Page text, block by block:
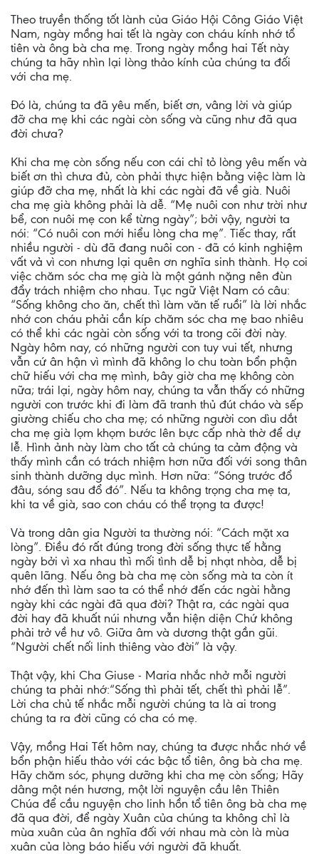
Theo truyền thống tốt lành của Giáo Hội Công Giáo Việt
Nam, ngày mồng hai tết là ngày con cháu kính nhớ tổ
tiên và ông bà cha mẹ. Trong ngày mồng hai Tết này
chúng ta hãy nhìn lại lòng thảo kính của chúng ta đối
với cha mẹ.
Đó là, chúng ta đã yêu mến, biết ơn, vâng lời và giúp
đỡ cha mẹ khi các ngài còn sống và cũng như đã qua
đời chưa?
Khi cha mẹ còn sống nếu con cái chỉ tỏ lòng yêu mến và
biết ơn thì chưa đủ, còn phải thực hiện bằng việc làm là
giúp đỡ cha mẹ, nhất là khi các ngài đã về già. Nuôi
cha mẹ già không phải là dễ. “Mẹ nuôi con như trời như
bể, con nuôi mẹ con kể từng ngày”; bởi vậy, người ta
nói: “Có nuôi con mới hiểu lòng cha mẹ”. Tiếc thay, rất
nhiều người - dù đã đang nuôi con - đã có kinh nghiệm
vất vả vì con nhưng lại quên ơn nghĩa sinh thành. Họ coi
việc chăm sóc cha mẹ già là một gánh nặng nên đùn
đẩy trách nhiệm cho nhau. Tục ngữ Việt Nam có câu:
“Sống không cho ăn, chết thì làm văn tế ruồi” là lời nhắc
nhớ con cháu phải cần kíp chăm sóc cha mẹ bao nhiêu
có thể khi các ngài còn sống với ta trong cõi đời này.
Ngày hôm nay, có những người con tuy vui tết, nhưng
vẫn cứ ân hận vì mình đã không lo chu toàn bổn phận
chữ hiếu với cha mẹ mình, bây giờ cha mẹ không còn
nữa; trái lại, ngày hôm nay, chúng ta vẫn thấy có những
người con trước khi đi làm đã tranh thủ đút cháo và sếp
giường chiếu cho cha mẹ; có những người con dìu dắt
cha mẹ già lọm khọm bước lên bực cấp nhà thờ để dự
lễ. Hình ảnh này làm cho tất cả chúng ta cảm động và
thấy mình cần có trách nhiệm hơn nữa đối với song thân
sinh thành dưỡng dục mình. Hơn nữa: “Sóng trước đổ
đâu, sóng sau đổ đó”. Nếu ta không trọng cha mẹ ta,
khi ta về già, sao con cháu có thể trọng ta được!
Và trong dân gia Người ta thường nói: “Cách mặt xa
lòng”. Điều đó rất đúng trong đời sống thực tế hằng
ngày bởi vì xa nhau thì mối tình dễ bị nhạt nhòa, dễ bị
quên lãng. Nếu ông bà cha mẹ còn sống mà ta còn ít
nhớ đến thì làm sao ta có thể nhớ đến các ngài hằng
ngày khi các ngài đã qua đời? Thật ra, các ngài qua
đời hay đã khuất núi nhưng vẫn hiện diện Chứ không
phải trở về hư vô. Giữa âm và dương thật gần gũi.
“Người chết nối linh thiêng vào đời” là vậy.
Thật vậy, khi Cha Giuse - Maria nhắc nhở mỗi người
chúng ta phải nhớ:“Sống thì phải tết, chết thì phải lễ”.
Lời cha chủ tế nhắc mỗi người chúng ta là ai trong
chúng ta ra đời cũng có cha có mẹ.
Vậy, mồng Hai Tết hôm nay, chúng ta được nhắc nhớ về
bổn phận hiếu thảo với các bậc tổ tiên, ông bà cha mẹ.
Hãy chăm sóc, phụng dưỡng khi cha mẹ còn sống; Hãy
dâng một nén hương, một lời nguyện cầu lên Thiên
Chúa để cầu nguyện cho linh hồn tổ tiên ông bà cha mẹ
đã qua đời, để ngày Xuân của chúng ta không chỉ là
mùa xuân của ân nghĩa đối với nhau mà còn là mùa
xuân của lòng báo hiếu với người đã khuất.